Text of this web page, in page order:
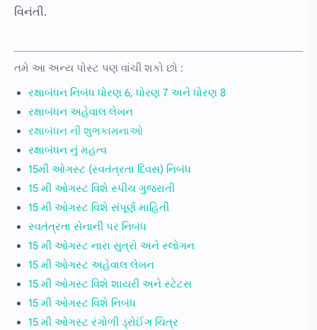
વિનંતી.
તમે આ અન્ય પોસ્ટ પણ વાંચી શકો છો :
રક્ષાબંધન નિબંધ ધોરણ 6, ધોરણ 7 અને ધોરણ 8
રક્ષાબંધન અહેવાલ લેખન
રક્ષાબંધન ની શુભકામનાઓ
રક્ષાબંધન નું મહત્વ
15મી ઓગસ્ટ (સ્વતંત્રતા દિવસ) નિબંધ
15 મી ઓગસ્ટ વિશે સ્પીચ ગુજરાતી
15 મી ઓગસ્ટ વિશે સંપૂર્ણ માહિતી
સ્વતંત્રતા સેનાની પર નિબંધ
15 મી ઓગસ્ટ નારા સુત્રો અને સ્લોગન
15 મી ઓગસ્ટ અહેવાલ લેખન
15 મી ઓગસ્ટ વિશે શાયરી અને સ્ટેટસ
15 મી ઓગસ્ટ વિશે નિબંધ
15 મી ઓગસ્ટ રંગોળી ડ્રોઈંગ ચિત્ર